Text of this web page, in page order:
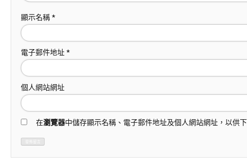
顯示名稱 *
電子郵件地址 *
個人網站網址
在瀏覽器中儲存顯示名稱、電子郵件地址及個人網站網址，以供